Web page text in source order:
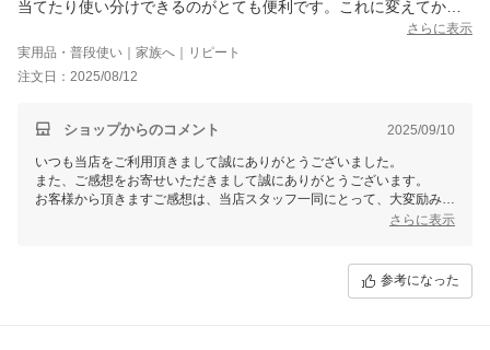
当てたり使い分けできるのがとても便利です。これに変えてから
さらに表示
実用品・普段使い｜家族へ｜リピート
注文日：2025/08/12
ショップからのコメント 2025/09/10
いつも当店をご利用頂きまして誠にありがとうございました。
また、ご感想をお寄せいただきまして誠にありがとうございます。
お客様から頂きますご感想は、当店スタッフ一同にとって、大変励みと
なります。今後共お客様にご満足いただけますよう、更なる努力をして
さらに表示
参考になった